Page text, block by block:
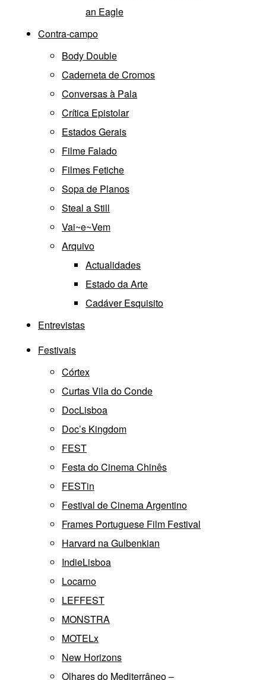
an Eagle
Contra-campo
Body Double
Caderneta de Cromos
Conversas à Pala
Crítica Epistolar
Estados Gerais
Filme Falado
Filmes Fetiche
Sopa de Planos
Steal a Still
Vai~e~Vem
Arquivo
Actualidades
Estado da Arte
Cadáver Esquisito
Entrevistas
Festivais
Córtex
Curtas Vila do Conde
DocLisboa
Doc’s Kingdom
FEST
Festa do Cinema Chinês
FESTin
Festival de Cinema Argentino
Frames Portuguese Film Festival
Harvard na Gulbenkian
IndieLisboa
Locarno
LEFFEST
MONSTRA
MOTELx
New Horizons
Olhares do Mediterrâneo –